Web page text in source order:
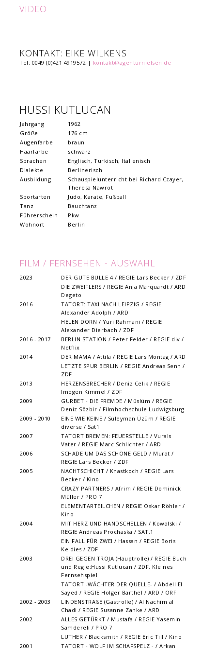
VIDEO
KONTAKT: EIKE WILKENS
Tel: 0049 (0)421 4919572 | kontakt@agenturnielsen.de
HUSSI KUTLUCAN
Jahrgang
1962
Größe
176 cm
Augenfarbe
braun
Haarfarbe
schwarz
Sprachen
Englisch, Türkisch, Italienisch
Dialekte
Berlinerisch
Ausbildung
Schauspielunterricht bei Richard Czayer,
Theresa Nawrot
Sportarten
Judo, Karate, Fußball
Tanz
Bauchtanz
Führerschein
Pkw
Wohnort
Berlin
FILM / FERNSEHEN - AUSWAHL
2023
DER GUTE BULLE 4 / REGIE Lars Becker / ZDF
DIE ZWEIFLERS / REGIE Anja Marquardt / ARD
Degeto
2016
TATORT: TAXI NACH LEIPZIG / REGIE
Alexander Adolph / ARD
HELEN DORN / Yuri Rahmani / REGIE
Alexander Dierbach / ZDF
2016 - 2017
BERLIN STATION / Peter Felder / REGIE div /
Netflix
2014
DER MAMA / Attila / REGIE Lars Montag / ARD
LETZTE SPUR BERLIN / REGIE Andreas Senn /
ZDF
2013
HERZENSBRECHER / Deniz Celik / REGIE
Imogen Kimmel / ZDF
2009
GURBET - DIE FREMDE / Müslüm / REGIE
Deniz Sözbir / Filmhochschule Ludwigsburg
2009 - 2010
EINE WIE KEINE / Süleyman Üzüm / REGIE
diverse / Sat1
2007
TATORT BREMEN: FEUERSTELLE / Vurals
Vater / REGIE Marc Schlichter / ARD
2006
SCHADE UM DAS SCHÖNE GELD / Murat /
REGIE Lars Becker / ZDF
2005
NACHTSCHICHT / Knastkoch / REGIE Lars
Becker / Kino
CRAZY PARTNERS / Afrim / REGIE Dominick
Müller / PRO 7
ELEMENTARTEILCHEN / REGIE Oskar Röhler /
Kino
2004
MIT HERZ UND HANDSCHELLEN / Kowalski /
REGIE Andreas Prochaska / SAT.1
EIN FALL FÜR ZWEI / Hassan / REGIE Boris
Keidies / ZDF
2003
DREI GEGEN TROJA (Hauptrolle) / REGIE Buch
und Regie:Hussi Kutlucan / ZDF, Kleines
Fernsehspiel
TATORT -WÄCHTER DER QUELLE- / Abdell El
Sayed / REGIE Holger Barthel / ARD / ORF
2002 - 2003
LINDENSTRAßE (Gastrolle) / Al Nachim al
Chadi / REGIE Susanne Zanke / ARD
2002
ALLES GETÜRKT / Mustafa / REGIE Yasemin
Samdereli / PRO 7
LUTHER / Blacksmith / REGIE Eric Till / Kino
2001
TATORT - WOLF IM SCHAFSPELZ - / Arkan